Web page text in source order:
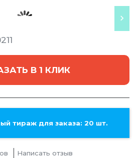
В 1 КЛИК
тираж для заказа: 20 шт.
Написать отзыв